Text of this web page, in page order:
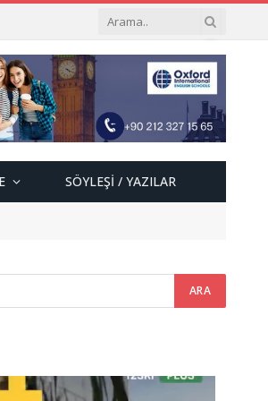
SÖYLEŞI / YAZILAR